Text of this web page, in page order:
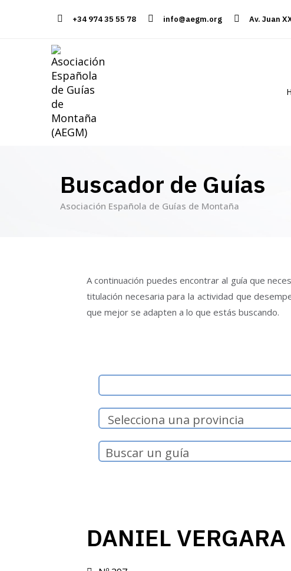
+34 974 35 55 78 info@aegm.org Av. Juan
Buscador de Guías
Asociación Española de Guías de Montaña
A continuación puedes encontrar al guía que
titulación necesaria para la actividad que
que mejor se adapten a lo que estás buscando.
DANIEL VERGARA